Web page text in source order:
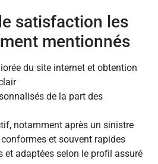
satisfaction les
mentionnés
du site internet et obtention
de la part des
notamment après un sinistre
et souvent rapides
et adaptées selon le profil assuré